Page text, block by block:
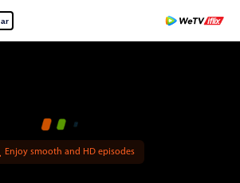
ar
Enjoy smooth and HD episodes